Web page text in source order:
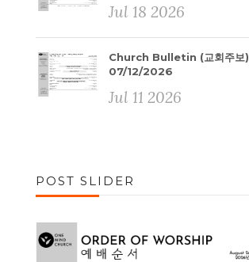
Jul 18 2026
Church Bulletin (교회주보)
07/12/2026
Jul 11 2026
POST SLIDER